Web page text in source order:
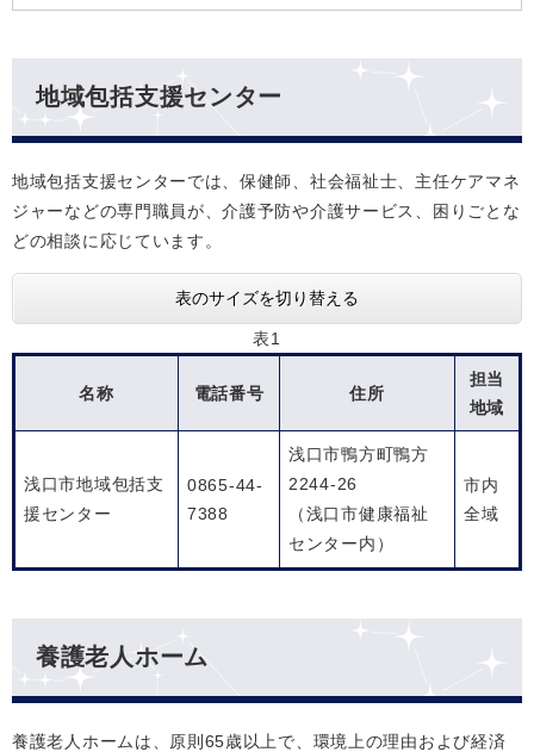
地域包括支援センター
地域包括支援センターでは、保健師、社会福祉士、主任ケアマネ
ジャーなどの専門職員が、介護予防や介護サービス、困りごとな
どの相談に応じています。
表のサイズを切り替える
表1
名称 電話番号 住所
担当
地域
浅口市地域包括支
援センター
0865-44-
7388
浅口市鴨方町鴨方
2244-26
（浅口市健康福祉
センター内）
市内
全域
養護老人ホーム
養護老人ホームは、原則65歳以上で、環境上の理由および経済